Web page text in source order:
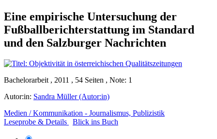
Eine empirische Untersuchung der
Fußballberichterstattung im Standard
und den Salzburger Nachrichten
Bachelorarbeit , 2011 , 54 Seiten , Note: 1
Autor:in: Sandra Müller (Autor:in)
Medien / Kommunikation - Journalismus, Publizistik
Leseprobe & Details
Blick ins Buch